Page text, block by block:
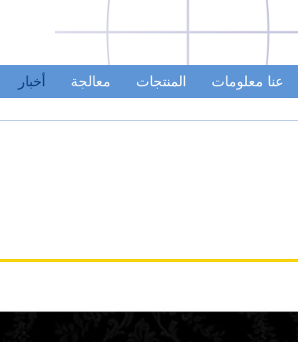
عنا معلومات المنتجات معالجة أخبار